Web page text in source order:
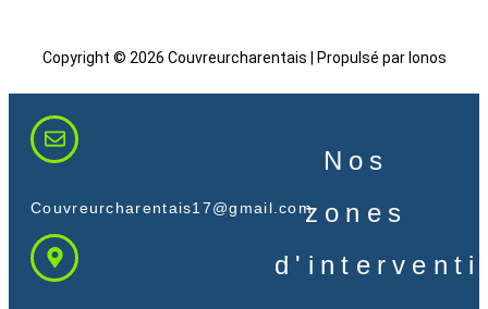
Copyright © 2026 Couvreurcharentais | Propulsé par Ionos
Nos
zones
Couvreurcharentais17@gmail.com